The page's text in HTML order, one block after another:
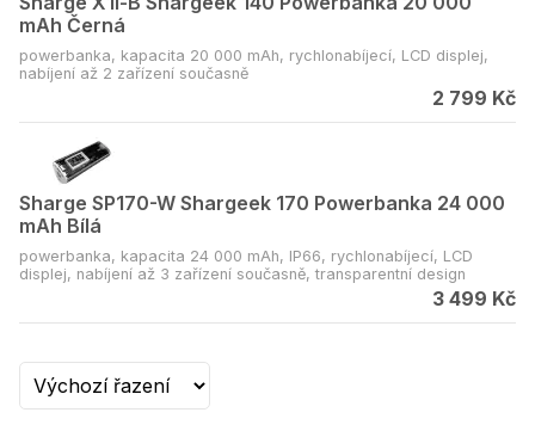
mAh Černá
powerbanka, kapacita 20 000 mAh, rychlonabíjecí, LCD displej,
nabíjení až 2 zařízení současně
2 799 Kč
Sharge SP170-W Shargeek 170 Powerbanka 24 000
mAh Bílá
powerbanka, kapacita 24 000 mAh, IP66, rychlonabíjecí, LCD
displej, nabíjení až 3 zařízení současně, transparentní design
3 499 Kč